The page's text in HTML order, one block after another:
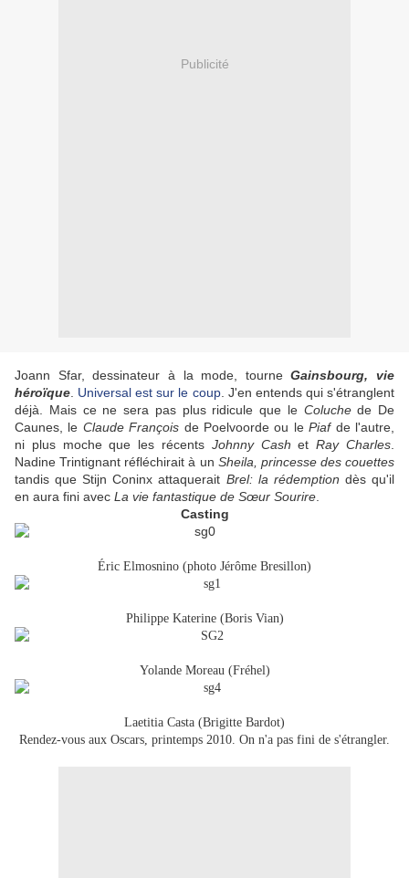
Publicité
Joann Sfar, dessinateur à la mode, tourneGainsbourg, vie
héroïque Universal est sur le coup. J'en entends qui s'étranglent
déjà. Mais ce ne sera pas plus ridicule que le Coluchede De
Caunes, le Claude François de Poelvoorde ou lePiafde l'autre,
ni plus moche que les récents Johnny Cash etRay Charles
Nadine Trintignant réfléchirait à un Sheila, princesse des couettes
tandis que Stijn Coninx attaquerait Brel: la rédemption dès qu'il
en aura fini avec La vie fantastique de Sœur Sourire
Casting
Éric Elmosnino (photo Jérôme Bresillon)
Philippe Katerine (Boris Vian)
Yolande Moreau (Fréhel)
Laetitia Casta (Brigitte Bardot)
Rendez-vous aux Oscars, printemps 2010. On n'a pas fini de s'étrangler.